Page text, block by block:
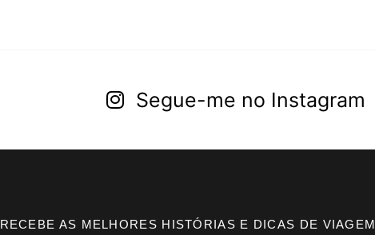
Segue-me no Instagram
RECEBE AS MELHORES HISTÓRIAS E DICAS DE VIAGEM